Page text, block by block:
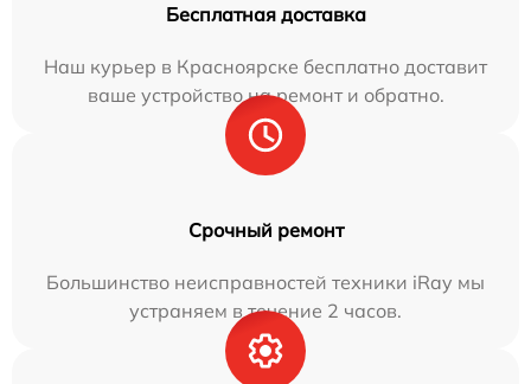
Бесплатная доставка
Наш курьер в Красноярске бесплатно доставит
ваше устройство на ремонт и обратно.
Срочный ремонт
Большинство неисправностей техники iRay мы
устраняем в течение 2 часов.